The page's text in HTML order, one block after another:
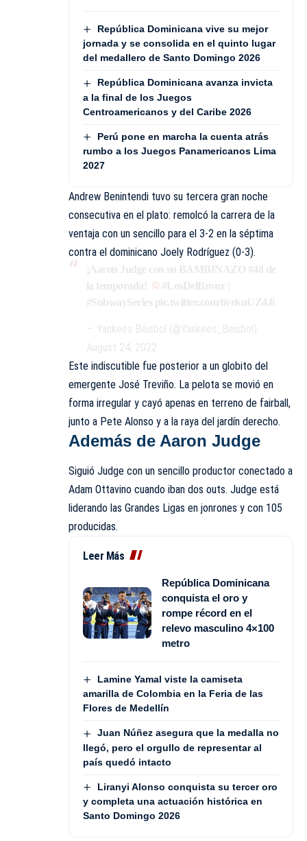
República Dominicana vive su mejor
jornada y se consolida en el quinto lugar
del medallero de Santo Domingo 2026
República Dominicana avanza invicta
a la final de los Juegos
Centroamericanos y del Caribe 2026
Perú pone en marcha la cuenta atrás
rumbo a los Juegos Panamericanos Lima
2027
Andrew Benintendi tuvo su tercera gran noche
consecutiva en el plato: remolcó la carrera de la
ventaja con un sencillo para el 3-2 en la séptima
contra el dominicano Joely Rodríguez (0-3).
¡Aaron Judge con su BAMBINAZO #48 de
la temporada!
#LosDelBronx
#SubwaySeries pic.twitter.com/6veknUZ4Ji
— Yankees Béisbol (@Yankees_Beisbol)
August 24, 2022
Este indiscutible fue posterior a un globito del
emergente José Treviño. La pelota se movió en
forma irregular y cayó apenas en terreno de fairball,
junto a Pete Alonso y a la raya del jardín derecho.
Además de Aaron Judge
Siguió Judge con un sencillo productor conectado a
Adam Ottavino cuando iban dos outs. Judge está
liderando las Grandes Ligas en jonrones y con 105
producidas.
Leer Más
República Dominicana
conquista el oro y
rompe récord en el
relevo masculino 4×100
metro
Lamine Yamal viste la camiseta
amarilla de Colombia en la Feria de las
Flores de Medellín
Juan Núñez asegura que la medalla no
llegó, pero el orgullo de representar al
país quedó intacto
Liranyi Alonso conquista su tercer oro
y completa una actuación histórica en
Santo Domingo 2026